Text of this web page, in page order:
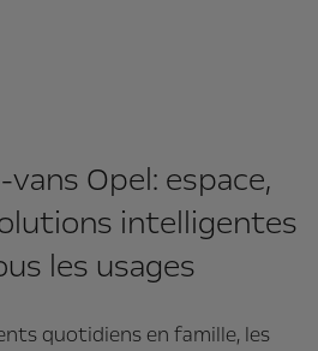
Opel: espace,
intelligentes
les usages
quotidiens en famille, les